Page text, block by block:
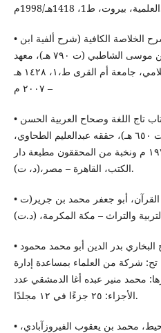
• الشاطبي، المقاصد الشافية في شرح الخلاصة الكافية (شرح ألفية ابن
مالك)، أبو إسحاق إبراهيم بن موسى الشاطبي (ت ٧٩٠ هـ)، معهد
البحوث العلمية وإحياء التراث الإسلامي، جامعة أم القرى ط،١، ١٤٢٨ هـ
– ٢٠٠٧ م
• الصغاني التكملة والذيل والصلة لكتاب تاج اللغة وصحاح العربية الحسن
بن محمد بن الحسن الصغاني (ت ٦٥٠ هـ)، حققه عبدالعليم الطحاوي،
راجعه عبد الحميد حسن، السنة ١٩٧٠ م ونخبة من المحققون مطبعة دار
الكتب، القاهرة – مصر،(د، ت).
• الطبري، جامع البيان عن تأويل آي القرآن، أبو جعفر محمد بن جرير(ت
• العيني، عمدة القاري شرح صحيح البخاري بدر الدين أبو محمد محمود
العيني (ت ٨٥٥ هـ)، تح: شركة من العلماء بمساعدة إدارة
محمد منير عبده أغا الدمشقي عدد
الأجزاء: ٢٥ جزءًا في ١٢ مجلدًا.
• الفيروزآبادي، ، القاموس المحيط، محمد بن يعقوب الفيروزآبادي،